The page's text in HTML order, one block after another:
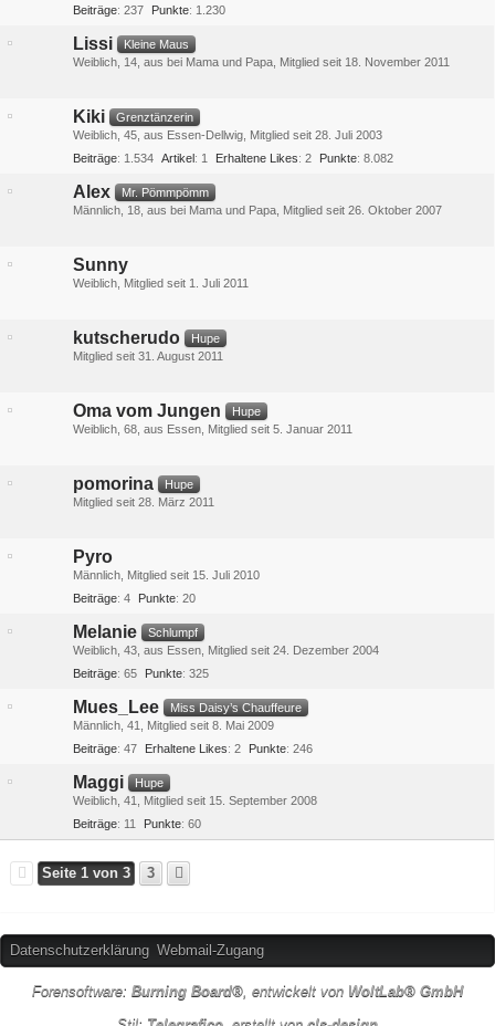
Beiträge 237 Punkte 1.230
Lissi
Kleine Maus
Weiblich 14 aus bei Mama und Papa Mitglied seit 18. November 2011
Kiki
Grenztänzerin
Weiblich 45 aus Essen-Dellwig Mitglied seit 28. Juli 2003
Beiträge 1.534 Artikel 1 Erhaltene Likes 2 Punkte 8.082
Alex
Mr. Pömmpömm
Männlich 18 aus bei Mama und Papa Mitglied seit 26. Oktober 2007
Sunny
Weiblich Mitglied seit 1. Juli 2011
kutscherudo
Hupe
Mitglied seit 31. August 2011
Oma vom Jungen
Hupe
Weiblich 68 aus Essen Mitglied seit 5. Januar 2011
pomorina
Hupe
Mitglied seit 28. März 2011
Pyro
Männlich Mitglied seit 15. Juli 2010
Beiträge 4 Punkte 20
Melanie
Schlumpf
Weiblich 43 aus Essen Mitglied seit 24. Dezember 2004
Beiträge 65 Punkte 325
Mues_Lee
Miss Daisy’s Chauffeure
Männlich 41
Mitglied seit 8. Mai 2009
Beiträge 47 Erhaltene Likes 2 Punkte 246
Maggi
Hupe
Weiblich 41
Mitglied seit 15. September 2008
Beiträge 11 Punkte 60
Seite 1 von 3 3
Datenschutzerklärung Webmail-Zugang
Forensoftware: Burning Board®, entwickelt von WoltLab® GmbH